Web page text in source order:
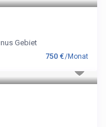
750 €/Monat
Gebiet